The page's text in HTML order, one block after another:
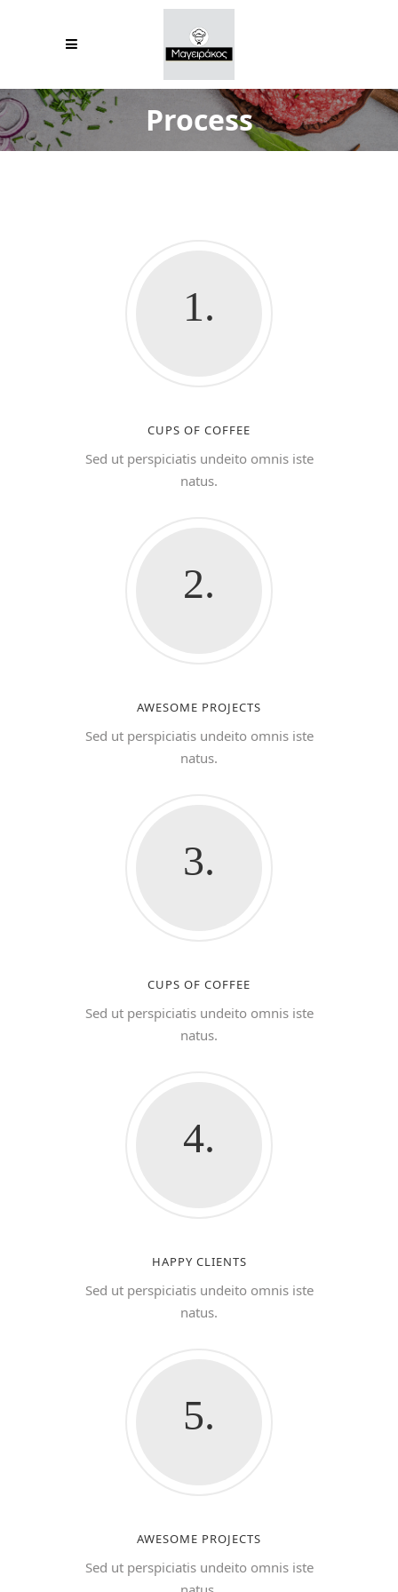
Process
1.
CUPS OF COFFEE
Sed ut perspiciatis undeito omnis iste
natus.
2.
AWESOME PROJECTS
Sed ut perspiciatis undeito omnis iste
natus.
3.
CUPS OF COFFEE
Sed ut perspiciatis undeito omnis iste
natus.
4.
HAPPY CLIENTS
Sed ut perspiciatis undeito omnis iste
natus.
5.
AWESOME PROJECTS
Sed ut perspiciatis undeito omnis iste